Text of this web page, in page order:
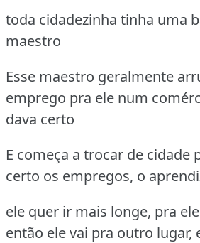
toda cidadezinha tinha uma
maestro
Esse maestro geralmente
emprego pra ele num
dava certo
E começa a trocar de cidade
certo os empregos, o
ele quer ir mais longe, pra
então ele vai pra outro lugar,